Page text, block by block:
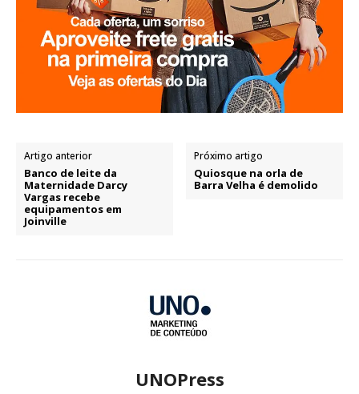
Artigo anterior
Banco de leite da
Maternidade Darcy
Vargas recebe
equipamentos em
Joinville
Próximo artigo
Quiosque na orla de
Barra Velha é demolido
UNOPress